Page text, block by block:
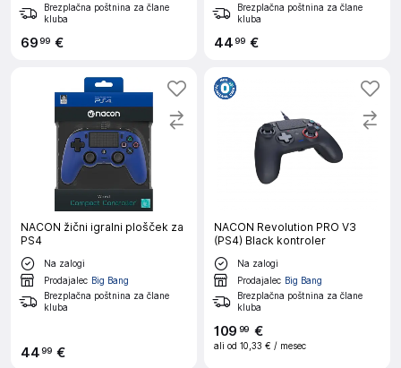
Brezplačna poštnina za člane
kluba
6999 €
Brezplačna poštnina za člane
kluba
4499 €
NACON žični igralni plošček za
PS4
Na zalogi
Prodajalec Big Bang
Brezplačna poštnina za člane
kluba
4499 €
NACON Revolution PRO V3
(PS4) Black kontroler
Na zalogi
Prodajalec Big Bang
Brezplačna poštnina za člane
kluba
109 99 €
ali od 10,33 € / mesec